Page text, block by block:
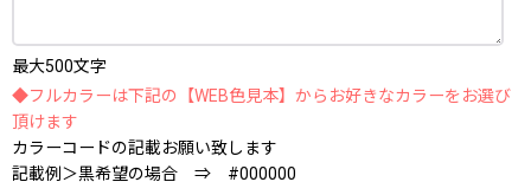
最大500文字
◆フルカラーは下記の【WEB色見本】からお好きなカラーをお選び
頂けます
カラーコードの記載お願い致します
記載例＞黒希望の場合 ⇒ #000000